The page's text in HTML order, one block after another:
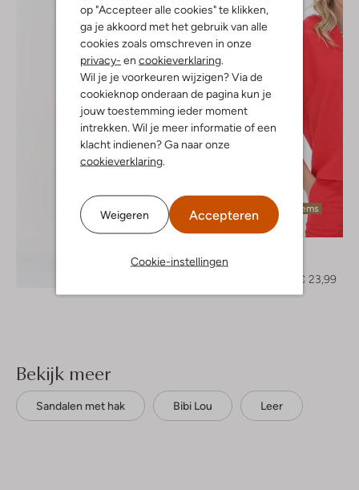
op "Accepteer alle cookies" te klikken,
ga je akkoord met het gebruik van alle
cookies zoals omschreven in onze
privacy- en cookieverklaring.
Wil je je voorkeuren wijzigen? Via de
cookieknop onderaan de pagina kun je
jouw toestemming ieder moment
intrekken. Wil je meer informatie of een
klacht indienen? Ga naar onze
cookieverklaring.
Weigeren Accepteren
Cookie-instellingen
Ontdek de look
Laatste items
-60%
€ 23,99
Bekijk meer
Sandalen met hak Bibi Lou Leer